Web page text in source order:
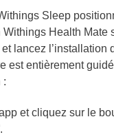
Sleep
Withings Health Mate
lancez l’installation
est entièrement
:
et cliquez sur le